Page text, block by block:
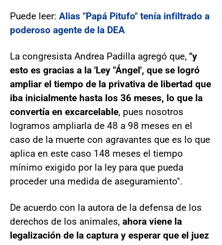
Puede leer: Alias "Papá Pitufo" tenía infiltrado a
poderoso agente de la DEA
La congresista Andrea Padilla agregó que, "y
esto es gracias a la 'Ley "Ángel', que se logró
ampliar el tiempo de la privativa de libertad que
iba inicialmente hasta los 36 meses, lo que la
convertía en excarcelable, pues nosotros
logramos ampliarla de 48 a 98 meses en el
caso de la muerte con agravantes que es lo que
aplica en este caso 148 meses el tiempo
mínimo exigido por la ley para que pueda
proceder una medida de aseguramiento".
De acuerdo con la autora de la defensa de los
derechos de los animales, ahora viene la
legalización de la captura y esperar que el juez